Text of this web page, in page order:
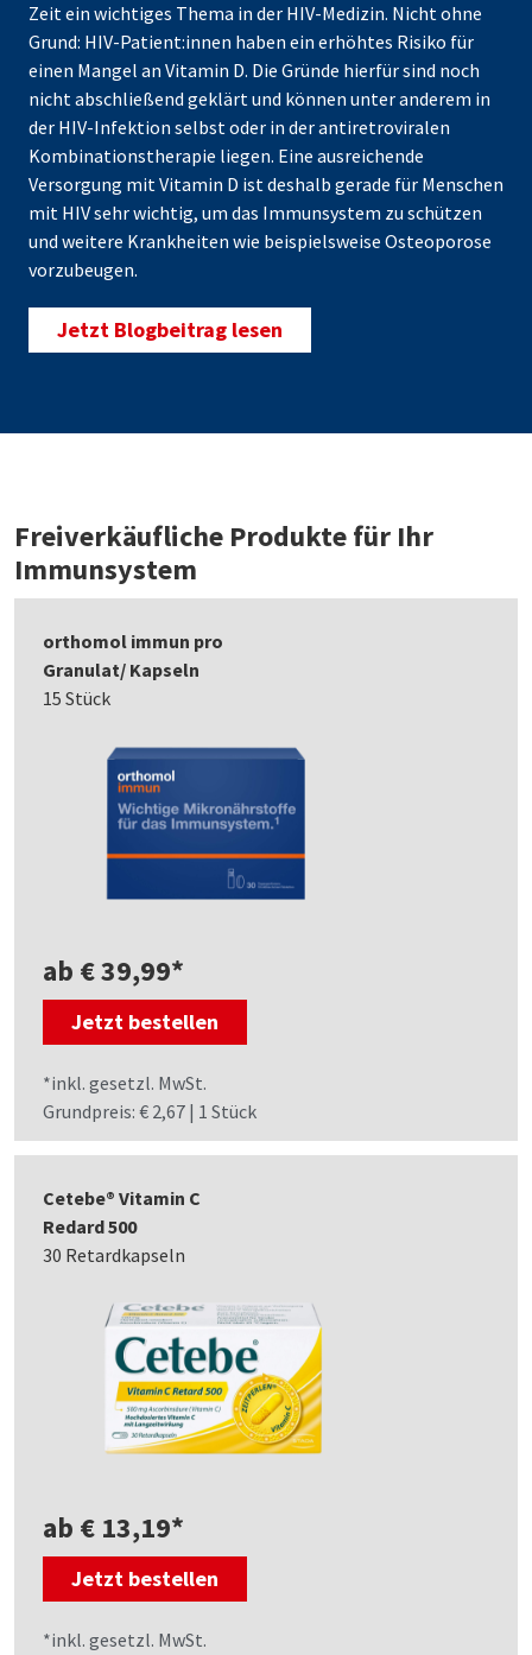
Zeit ein wichtiges Thema in der HIV-Medizin. Nicht ohne
Grund: HIV-Patient:innen haben ein erhöhtes Risiko für
einen Mangel an Vitamin D. Die Gründe hierfür sind noch
nicht abschließend geklärt und können unter anderem in
der HIV-Infektion selbst oder in der antiretroviralen
Kombinationstherapie liegen. Eine ausreichende
Versorgung mit Vitamin D ist deshalb gerade für Menschen
mit HIV sehr wichtig, um das Immunsystem zu schützen
und weitere Krankheiten wie beispielsweise Osteoporose
vorzubeugen.
Jetzt Blogbeitrag lesen
Freiverkäufliche Produkte für Ihr
Immunsystem
orthomol immun pro
Granulat/ Kapseln
15 Stück
ab € 39,99*
Jetzt bestellen
*inkl. gesetzl. MwSt.
Grundpreis: € 2,67 | 1 Stück
Cetebe® Vitamin C
Redard 500
30 Retardkapseln
ab € 13,19*
Jetzt bestellen
*inkl. gesetzl. MwSt.